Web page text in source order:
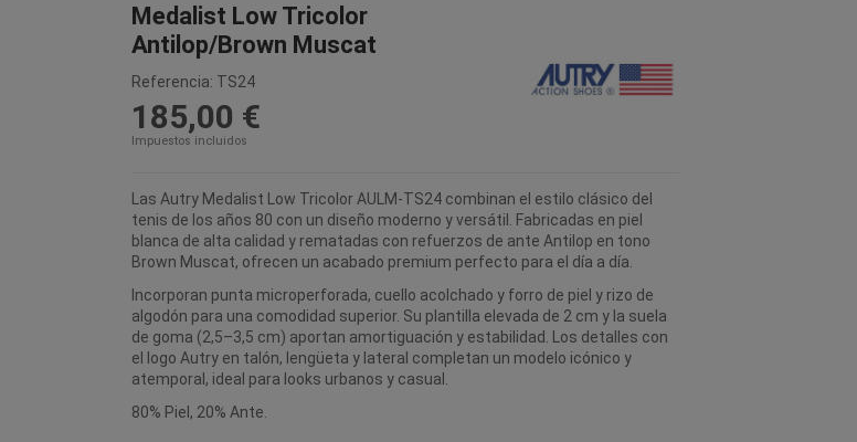
Medalist Low Tricolor
Antilop/Brown Muscat
Referencia: TS24
185,00 €
Impuestos incluidos
Las Autry Medalist Low Tricolor AULM-TS24 combinan el estilo clásico del
tenis de los años 80 con un diseño moderno y versátil. Fabricadas en piel
blanca de alta calidad y rematadas con refuerzos de ante Antilop en tono
Brown Muscat, ofrecen un acabado premium perfecto para el día a día.
Incorporan punta microperforada, cuello acolchado y forro de piel y rizo de
algodón para una comodidad superior. Su plantilla elevada de 2 cm y la suela
de goma (2,5–3,5 cm) aportan amortiguación y estabilidad. Los detalles con
el logo Autry en talón, lengüeta y lateral completan un modelo icónico y
atemporal, ideal para looks urbanos y casual.
80% Piel, 20% Ante.